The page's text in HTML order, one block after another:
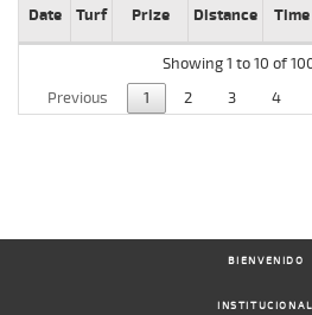
Date Turf Prize Distance Time
Showing 1 to 10 of
Previous
1 2 3 4
BIENVENIDO
INSTITUCIONAL